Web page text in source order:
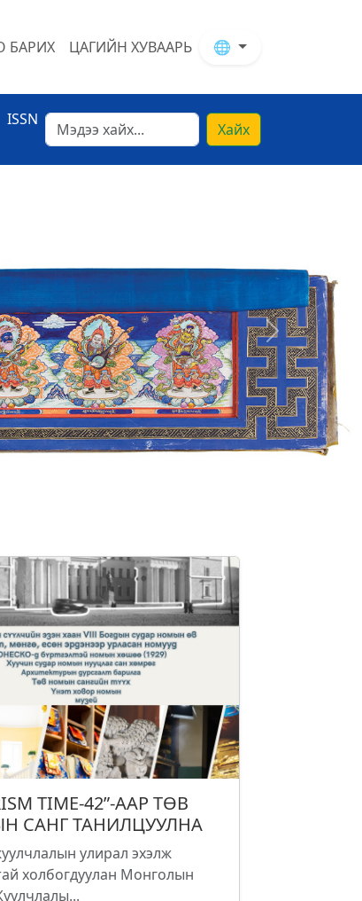
БАРИХ ЦАГИЙН ХУВААРЬ 🌐
ISSN
Хайх
Next
TIME-42”-ААР ТӨВ
САНГ ТАНИЛЦУУЛНА
улирал эхэлж
холбогдуулан Монголын